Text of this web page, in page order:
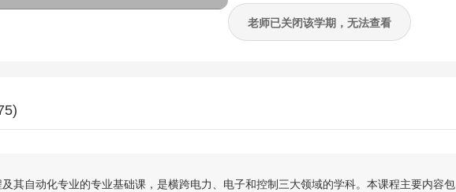
老师已关闭该学期，无法查看
及其自动化专业的专业基础课，是横跨电力、电子和控制三大领域的学科。本课程主要内容包